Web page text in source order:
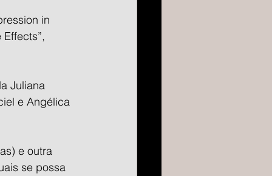
in
Juliana
e Angélica
e outra
se possa